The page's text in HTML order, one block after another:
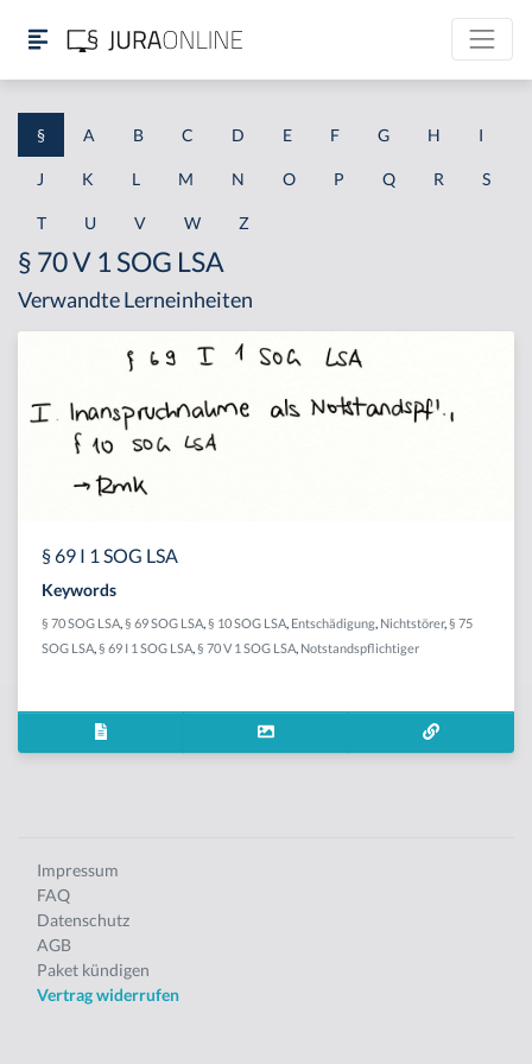
§ A B C D E F G H I
J K L M N O P Q R S
T U V W Z
§ 70 V 1 SOG LSA
Verwandte Lerneinheiten
§ 69 I 1 SOG LSA
Keywords
§ 70 SOG LSA § 69 SOG LSA § 10 SOG LSA Entschädigung Nichtstörer, § 75
SOG LSA § 69 I 1 SOG LSA § 70 V 1 SOG LSA Notstandspflichtiger
Impressum
FAQ
Datenschutz
AGB
Paket kündigen
Vertrag widerrufen